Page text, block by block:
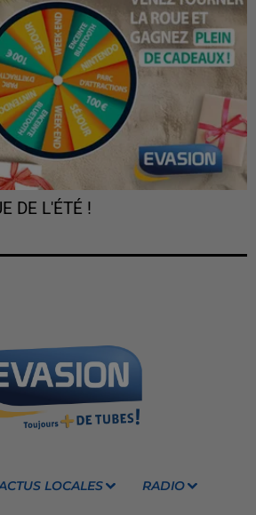
DE L'ÉTÉ !
LOCALES RADIO